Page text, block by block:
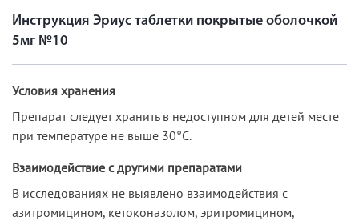
Инструкция Эриус таблетки покрытые оболочкой
5мг №10
Условия хранения
Препарат следует хранить в недоступном для детей месте
при температуре не выше 30°С.
Взаимодействие с другими препаратами
В исследованиях не выявлено взаимодействия с
азитромицином, кетоконазолом, эритромицином,